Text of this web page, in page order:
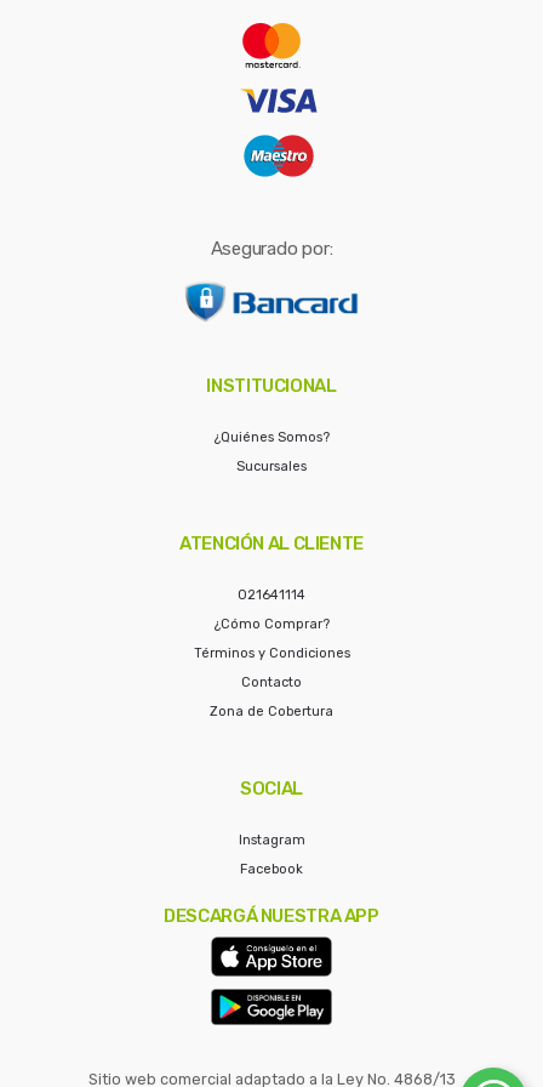
Asegurado por:
INSTITUCIONAL
¿Quiénes Somos?
Sucursales
ATENCIÓN AL CLIENTE
021641114
¿Cómo Comprar?
Términos y Condiciones
Contacto
Zona de Cobertura
SOCIAL
Instagram
Facebook
DESCARGÁ NUESTRA APP
Sitio web comercial adaptado a la Ley No. 4868/13